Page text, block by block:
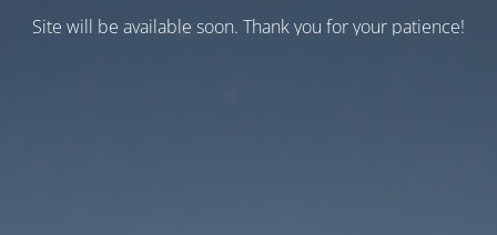
Site will be available soon. Thank you for your patience!